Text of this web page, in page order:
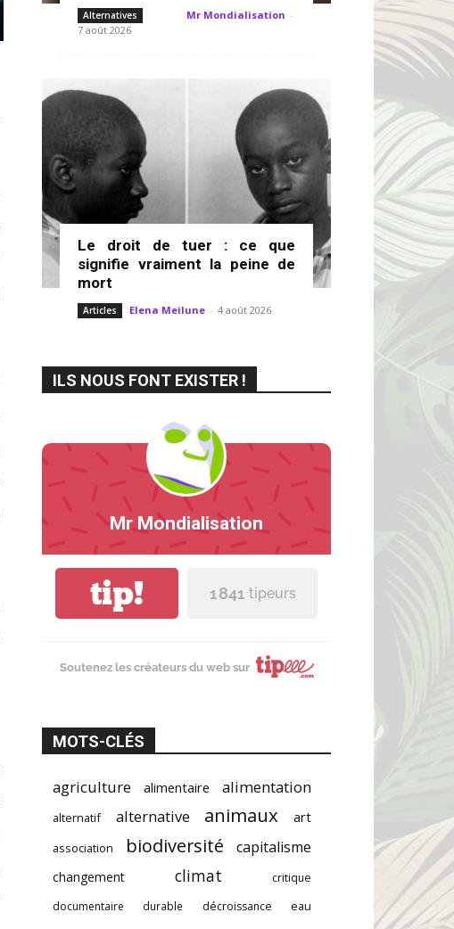
Alternatives Mr Mondialisation -
7 août 2026
Le droit de tuer : ce que
signifie vraiment la peine de
mort
Articles Elena Meilune - 4 août 2026
ILS NOUS FONT EXISTER !
Mr Mondialisation
tip! 1 841 tipeurs
Soutenez les créateurs du web sur
MOTS-CLÉS
agriculture alimentaire alimentation
alternatif alternative animaux art
association biodiversité capitalisme
changement climat
critique
documentaire
durable décroissance eau